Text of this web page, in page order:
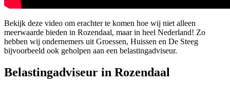
Bekijk deze video om erachter te komen hoe wij niet alleen
meerwaarde bieden in Rozendaal, maar in heel Nederland! Zo
hebben wij ondernemers uit Groessen, Huissen en De Steeg
bijvoorbeeld ook geholpen aan een belastingadviseur.
Belastingadviseur in Rozendaal